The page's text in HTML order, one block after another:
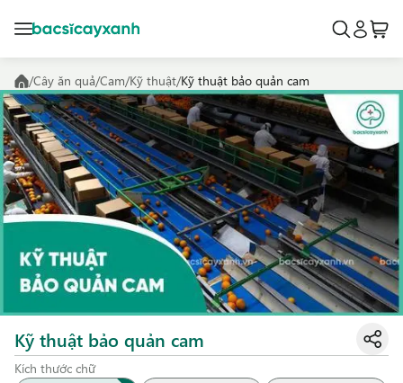
/Cây ăn quả/Cam/Kỹ thuật/Kỹ thuật bảo quản cam
Kỹ thuật bảo quản cam
Kích thước chữ